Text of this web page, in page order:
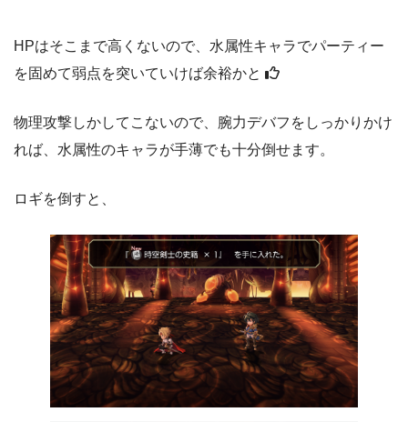
HPはそこまで高くないので、水属性キャラでパーティー
を固めて弱点を突いていけば余裕かと
物理攻撃しかしてこないので、腕力デバフをしっかりかけ
れば、水属性のキャラが手薄でも十分倒せます。
ロギを倒すと、